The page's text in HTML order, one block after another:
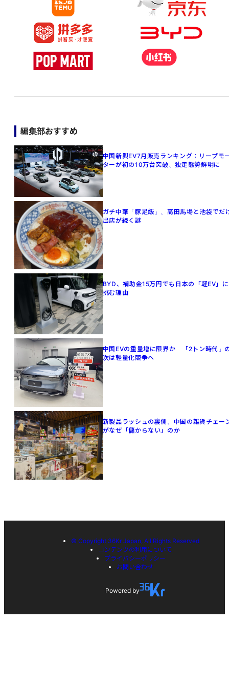
編集部おすすめ
中国新興EV7月販売ランキング：リープモ
ターが初の10万台突破、独走態勢鮮明に
ガチ中華「豚足飯」、高田馬場と池袋でだ
出店が続く謎
BYD、補助金15万円でも日本の「軽EV」に
挑む理由
中国EVの重量増に限界か 「2トン時代」
次は軽量化競争へ
新製品ラッシュの裏側、中国の雑貨チェー
がなぜ「儲からない」のか
© Copyright 36Kr Japan, All Rights Reserved
コンテンツの利用について
プライバシーポリシー
お問い合わせ
Powered by